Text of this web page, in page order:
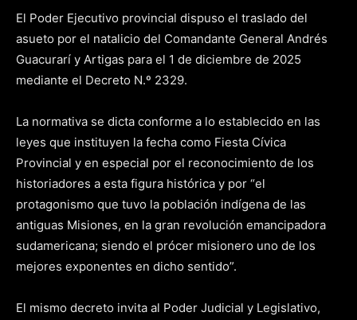
El Poder Ejecutivo provincial dispuso el traslado del
asueto por el natalicio del Comandante General Andrés
Guacurarí y Artigas para el 1 de diciembre de 2025
mediante el Decreto N.º 2329.
La normativa se dicta conforme a lo establecido en las
leyes que instituyen la fecha como Fiesta Cívica
Provincial y en especial por el reconocimiento de los
historiadores a esta figura histórica y por “el
protagonismo que tuvo la población indígena de las
antiguas Misiones, en la gran revolución emancipadora
sudamericana; siendo el prócer misionero uno de los
mejores exponentes en dicho sentido”.
El mismo decreto invita al Poder Judicial y Legislativo,